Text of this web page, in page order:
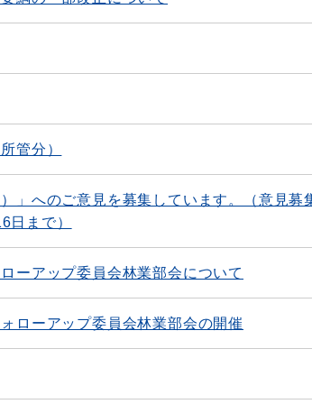
管分）
」へのご意見を募集しています。（意見募
日まで）
ーアップ委員会林業部会について
ローアップ委員会林業部会の開催